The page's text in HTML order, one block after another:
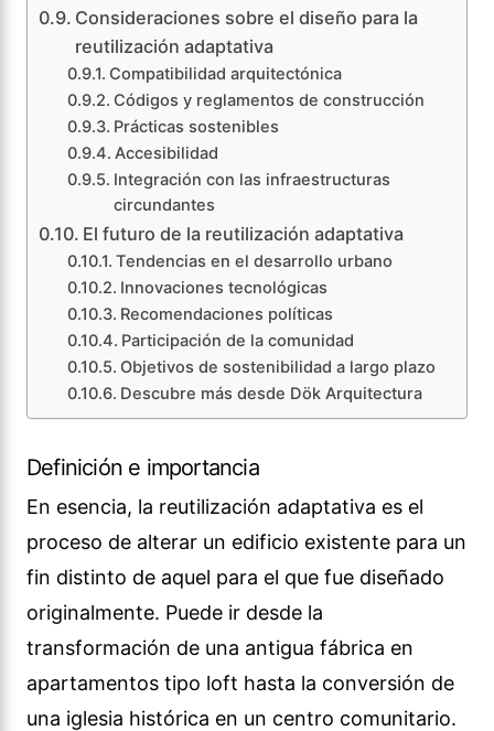
Consideraciones sobre el diseño para la
reutilización adaptativa
Compatibilidad arquitectónica
Códigos y reglamentos de construcción
Prácticas sostenibles
Accesibilidad
Integración con las infraestructuras
circundantes
El futuro de la reutilización adaptativa
Tendencias en el desarrollo urbano
Innovaciones tecnológicas
Recomendaciones políticas
Participación de la comunidad
Objetivos de sostenibilidad a largo plazo
Descubre más desde Dök Arquitectura
Definición e importancia
En esencia, la reutilización adaptativa es el
proceso de alterar un edificio existente para un
fin distinto de aquel para el que fue diseñado
originalmente. Puede ir desde la
transformación de una antigua fábrica en
apartamentos tipo loft hasta la conversión de
una iglesia histórica en un centro comunitario.